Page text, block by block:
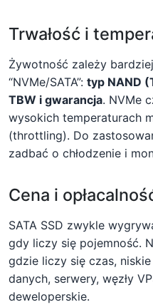
Trwałość i
Żywotność zależy
“NVMe/SATA”: typ NAND
TBW i gwarancja. NVMe
wysokich temperaturach
(throttling). Do
zadbać o chłodzenie i
Cena i
SATA SSD zwykle
gdy liczy się pojemność.
gdzie liczy się czas,
danych, serwery, węzły
deweloperskie.